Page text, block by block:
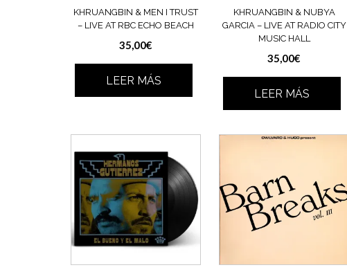
KHRUANGBIN & MEN I TRUST
– LIVE AT RBC ECHO BEACH
35,00€
LEER MÁS
KHRUANGBIN & NUBYA
GARCIA – LIVE AT RADIO CITY
MUSIC HALL
35,00€
LEER MÁS